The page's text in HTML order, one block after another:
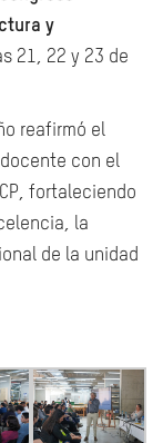
y
21, 22 y 23 de
reafirmó el
con el
fortaleciendo
la
de la unidad